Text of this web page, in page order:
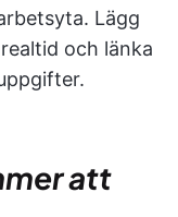
Lägg
och länka
att